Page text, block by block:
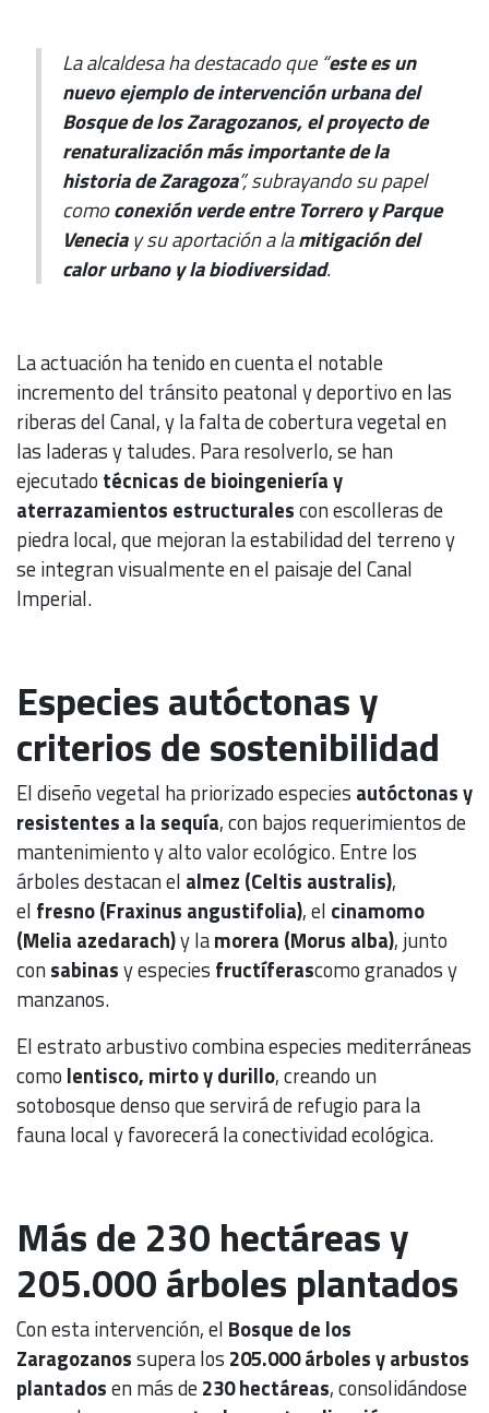
La alcaldesa ha destacado que “este es un
nuevo ejemplo de intervención urbana del
Bosque de los Zaragozanos, el proyecto de
renaturalización más importante de la
historia de Zaragoza”, subrayando su papel
comoconexión verde entre Torrero y Parque
Veneciay su aportación a lamitigación del
calor urbano y la biodiversidad.
La actuación ha tenido en cuenta el notable
incremento del tránsito peatonal y deportivo en las
riberas del Canal, y la falta de cobertura vegetal en
las laderas y taludes. Para resolverlo, se han
ejecutado técnicas de bioingeniería y
aterrazamientos estructuralescon escolleras de
piedra local, que mejoran la estabilidad del terreno y
se integran visualmente en el paisaje del Canal
Imperial.
Especies autóctonas y
criterios de sostenibilidad
El diseño vegetal ha priorizado especies autóctonas y
resistentes a la sequía, con bajos requerimientos de
mantenimiento y alto valor ecológico. Entre los
árboles destacan el almez (Celtis australis),
el fresno (Fraxinus angustifolia), el cinamomo
(Melia azedarach)y lamorera (Morus alba), junto
consabinasy especies fructíferascomo granados y
manzanos.
El estrato arbustivo combina especies mediterráneas
como lentisco, mirto y durillo, creando un
sotobosque denso que servirá de refugio para la
fauna local y favorecerá la conectividad ecológica.
Más de 230 hectáreas y
205.000 árboles plantados
Con esta intervención, el Bosque de los
Zaragozanossupera los 205.000 árboles y arbustos
plantadosen más de230 hectáreas, consolidándose